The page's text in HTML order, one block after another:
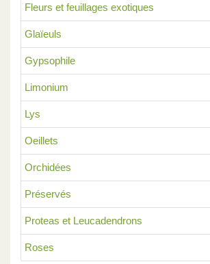
Fleurs et feuillages exotiques
Glaïeuls
Gypsophile
Limonium
Lys
Oeillets
Orchidées
Préservés
Proteas et Leucadendrons
Roses